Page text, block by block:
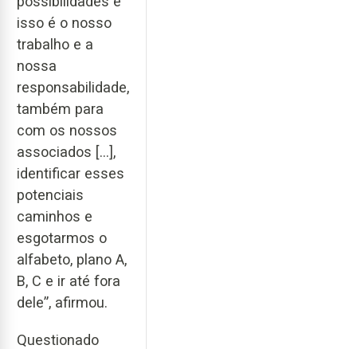
isso é o nosso
trabalho e a
nossa
responsabilidade,
também para
com os nossos
associados [...],
identificar esses
potenciais
caminhos e
esgotarmos o
alfabeto, plano A,
B, C e ir até fora
dele”, afirmou.
Questionado